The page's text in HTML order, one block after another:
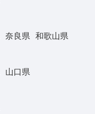
奈良県 和歌山県
山口県